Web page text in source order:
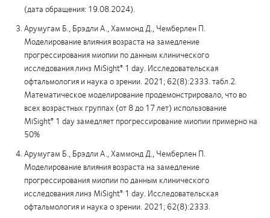
(дата обращения: 19.08.2024).
Арумугам Б., Брэдли А., Хаммонд Д., Чемберлен П.
Моделирование влияния возраста на замедление
прогрессирования миопии по данным клинического
исследования линз MiSight® 1 day. Исследовательская
офтальмология и наука о зрении. 2021; 62(8):2333. табл.2.
Математическое моделирование продемонстрировало, что во
всех возрастных группах (от 8 до 17 лет) использование
MiSight® 1 dayзамедляет прогрессирование миопии примерно на
50%
Арумугам Б., Брэдли А., Хаммонд Д., Чемберлен П.
Моделирование влияния возраста на замедление
прогрессирования миопии по данным клинического
исследования линз MiSight® 1 day. Исследовательская
офтальмология и наука о зрении. 2021; 62(8):2333.